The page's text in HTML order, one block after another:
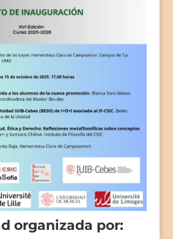
organizada por: